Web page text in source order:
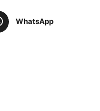
WhatsApp